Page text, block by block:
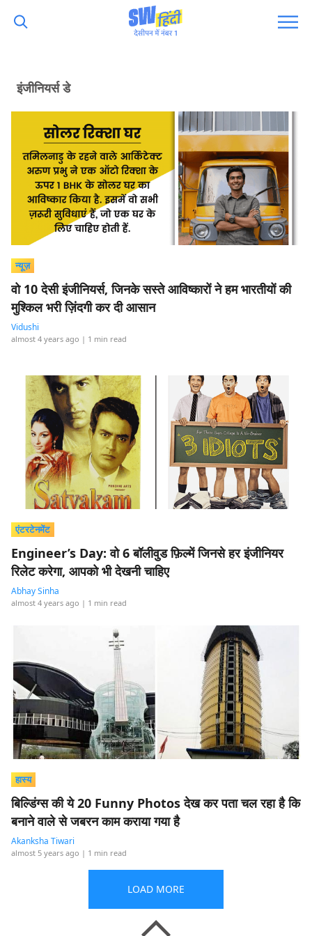
इंजीनियर्स डे
न्यूज़
वो 10 देसी इंजीनियर्स, जिनके सस्ते आविष्कारों ने हम भारतीयों की
मुश्किल भरी ज़िंदगी कर दी आसान
Vidushi
almost 4 years ago | 1 min read
एंटरटेनमेंट
Engineer’s Day: वो 6 बॉलीवुड फ़िल्में जिनसे हर इंजीनियर
रिलेट करेगा, आपको भी देखनी चाहिए
Abhay Sinha
almost 4 years ago | 1 min read
हास्य
बिल्डिंग्स की ये 20 Funny Photos देख कर पता चल रहा है कि
बनाने वाले से जबरन काम कराया गया है
Akanksha Tiwari
almost 5 years ago | 1 min read
LOAD MORE